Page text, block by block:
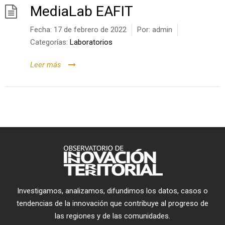
MediaLab EAFIT
Fecha: 17 de febrero de 2022 Por: admin
Categorías: Laboratorios
Leer más
Investigamos, analizamos, difundimos los datos, casos o
tendencias de la innovación que contribuye al progreso de
las regiones y de las comunidades.